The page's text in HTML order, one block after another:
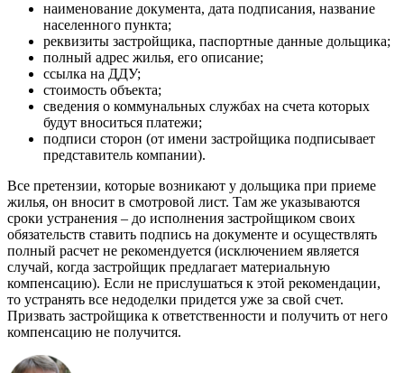
наименование документа, дата подписания, название
населенного пункта;
реквизиты застройщика, паспортные данные дольщика;
полный адрес жилья, его описание;
ссылка на ДДУ;
стоимость объекта;
сведения о коммунальных службах на счета которых
будут вноситься платежи;
подписи сторон (от имени застройщика подписывает
представитель компании).
Все претензии, которые возникают у дольщика при приеме
жилья, он вносит в смотровой лист. Там же указываются
сроки устранения – до исполнения застройщиком своих
обязательств ставить подпись на документе и осуществлять
полный расчет не рекомендуется (исключением является
случай, когда застройщик предлагает материальную
компенсацию). Если не прислушаться к этой рекомендации,
то устранять все недоделки придется уже за свой счет.
Призвать застройщика к ответственности и получить от него
компенсацию не получится.